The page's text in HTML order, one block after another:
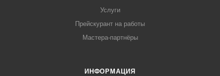
Услуги
Прейскурант на работы
Мастера-партнёры
ИНФОРМАЦИЯ